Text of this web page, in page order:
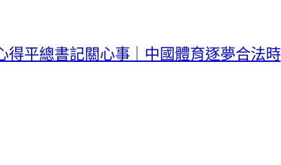
得平總書記關心事｜中國體育逐夢合法時